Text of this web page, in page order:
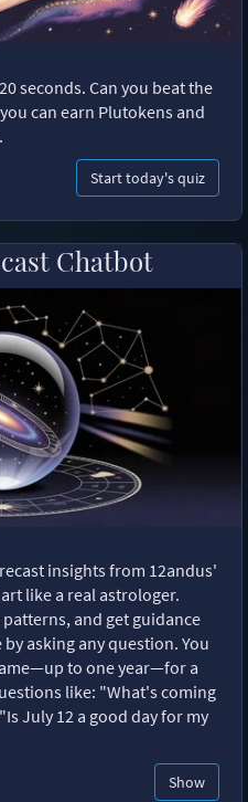
seconds. Can you beat the
can earn Plutokens and
Start today's quiz
Chatbot
insights from 12andus'
like a real astrologer.
and get guidance
asking any question. You
to one year—for a
like: "What's coming
July 12 a good day for my
Show